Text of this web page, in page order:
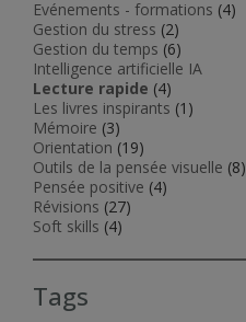
Evénements - formations (4)
Gestion du stress (2)
Gestion du temps (6)
Intelligence artificielle IA
Lecture rapide (4)
Les livres inspirants (1)
Mémoire (3)
Orientation (19)
Outils de la pensée visuelle (8)
Pensée positive (4)
Révisions (27)
Soft skills (4)
Tags